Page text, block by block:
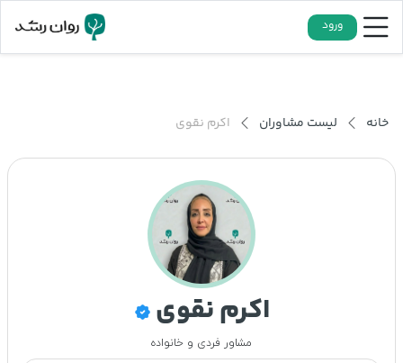
ورود
خانه لیست مشاوران اکرم نقوی
اکرم نقوی
مشاور فردی و خانواده